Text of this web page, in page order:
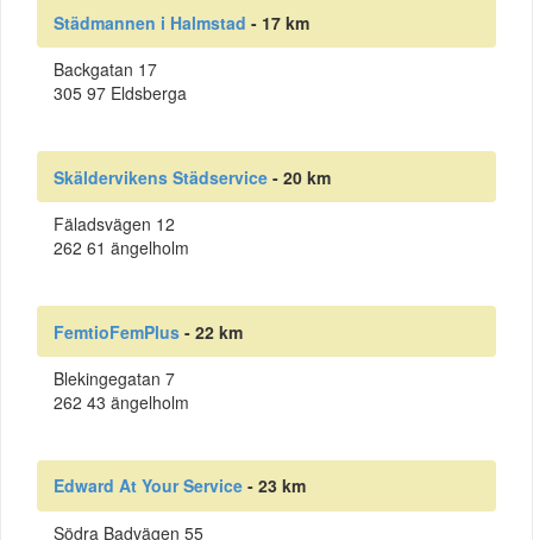
Städmannen i Halmstad - 17 km
Backgatan 17
305 97 Eldsberga
Skäldervikens Städservice - 20 km
Fäladsvägen 12
262 61 ängelholm
FemtioFemPlus - 22 km
Blekingegatan 7
262 43 ängelholm
Edward At Your Service - 23 km
Södra Badvägen 55